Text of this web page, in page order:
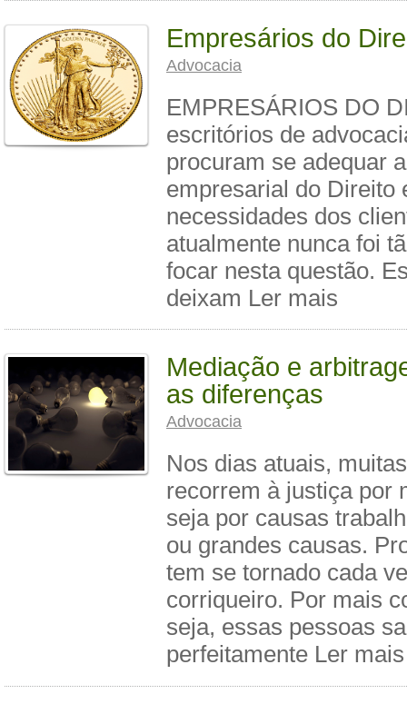
Empresários do
Advocacia
EMPRESÁRIOS DO
escritórios de
procuram se adequar
empresarial do Direito
necessidades dos
atualmente nunca foi
focar nesta questão.
deixam Ler mais
Mediação e
as diferenças
Advocacia
Nos dias atuais,
recorrem à justiça por
seja por causas
ou grandes causas.
tem se tornado cada
corriqueiro. Por mais
seja, essas pessoas
perfeitamente Ler mais